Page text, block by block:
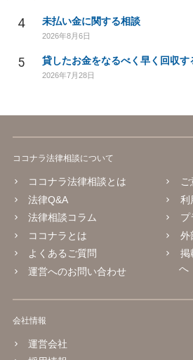
4 未払い金に関する相談
2026年8月6日
5 貸したお金をなるべく早く回収す
2026年7月28日
ココナラ法律相談について
ココナラ法律相談とは
法律Q&A
法律相談コラム
ココナラとは
よくあるご質問
運営へのお問い合わせ
利
プ
外
掲
へ
会社情報
運営会社